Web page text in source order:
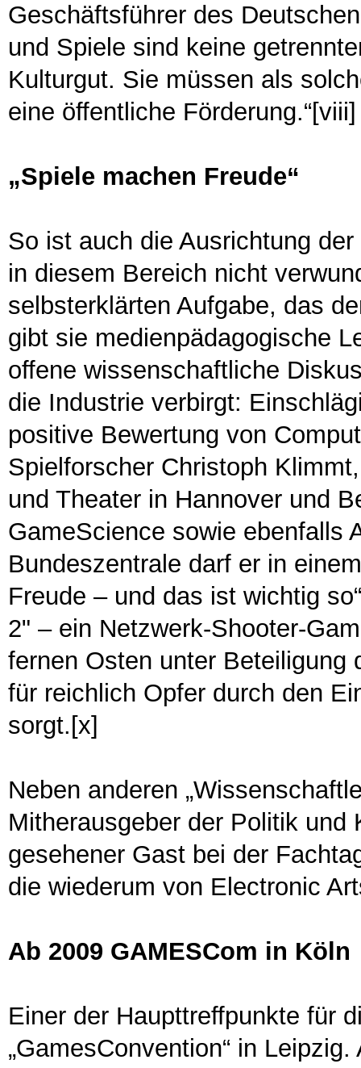
Geschäftsführer des
und Spiele sind keine
Kulturgut. Sie müssen als
eine öffentliche Förderung.“[viii]
„Spiele machen Freude“
So ist auch die Ausrichtung
in diesem Bereich nicht
selbsterklärten Aufgabe, das
gibt sie medienpädagogische
offene wissenschaftliche
die Industrie verbirgt:
positive Bewertung von
Spielforscher Christoph
und Theater in Hannover und
GameScience sowie ebenfalls
Bundeszentrale darf er in
Freude – und das ist wichtig
2" – ein Netzwerk-Shooter-
fernen Osten unter Beteiligung
für reichlich Opfer durch den
sorgt.[x]
Neben anderen
Mitherausgeber der Politik und
gesehener Gast bei der
die wiederum von Electronic
Ab 2009 GAMESCom in Köln
Einer der Haupttreffpunkte für
„GamesConvention“ in